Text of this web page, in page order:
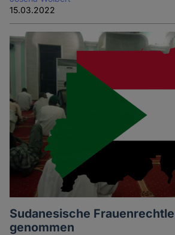
15.03.2022
Sudanesische
genommen